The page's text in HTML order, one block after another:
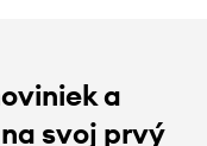
a
svoj prvý